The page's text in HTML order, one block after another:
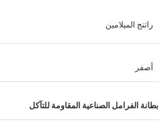
راتنج الميلامين
أصفر
بطانة الفرامل الصناعية المقاومة للتآكل